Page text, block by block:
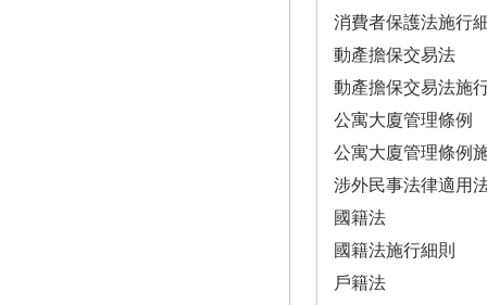
消費者保護法施行
動產擔保交易法
動產擔保交易法施
公寓大廈管理條例
公寓大廈管理條例
涉外民事法律適用
國籍法
國籍法施行細則
戶籍法